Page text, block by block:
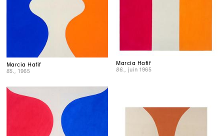
Marcia Hafif
85.
, 1965
Marcia Hafif
86.
, juin 1965